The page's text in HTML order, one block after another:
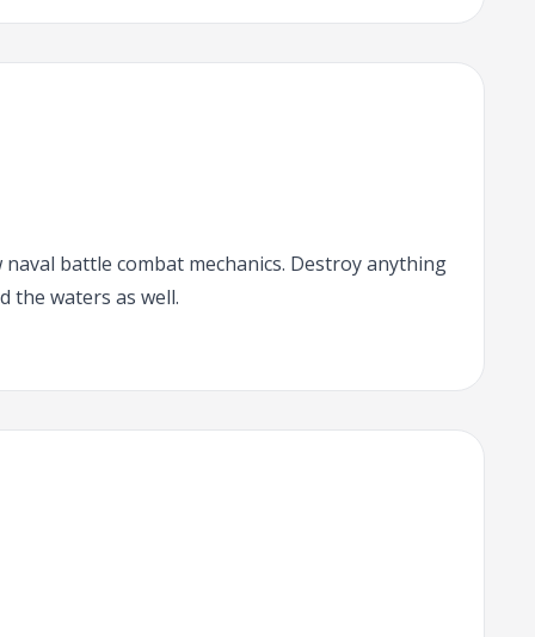
battle combat mechanics. Destroy anything
the waters as well.